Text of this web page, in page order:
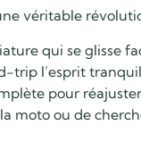
véritable
qui se glisse
trip l’esprit
pour
moto ou de